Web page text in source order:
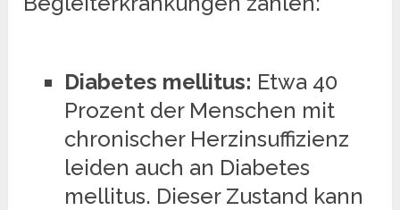
Diabetes mellitus: Etwa 40
Prozent der Menschen mit
chronischer Herzinsuffizienz
leiden auch an Diabetes
mellitus. Dieser Zustand kann